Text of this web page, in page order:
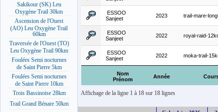
Sakikour (SK) Leu
Oxygène Trail 30km
Ascension de l'Ouest
(AO) Leu Oxygène Trail
60km
Traversée de l'Ouest (TO)
Leu Oxygène Trail 90km
Foulées Semi nocturnes
de Saint Pierre 5km
Foulées Semi nocturnes
de Saint Pierre 10km
Trois Bassinoise 28km
Trail Grand Bénare 50km
Nom
Prénom
Année
ESSOO
Sanjeet
2023 trail-mare-
ESSOO
Sanjeet
2022 royal-raid-
ESSOO
Sanjeet
2022 moka-trail-
Affichage de la ligne 1 à 18 sur 18 lignes